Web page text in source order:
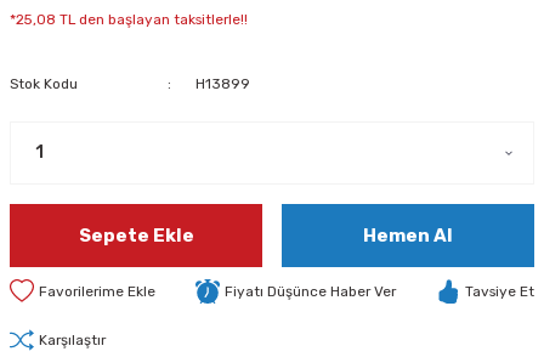
*25,08 TL den başlayan taksitlerle!!
Stok Kodu H13899
Sepete Ekle Hemen Al
Fiyatı Düşünce Haber Ver Tavsiye Et
Karşılaştır